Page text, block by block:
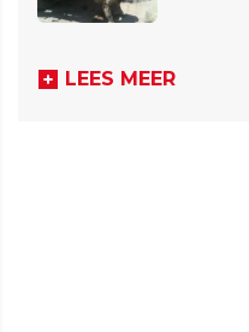
LEES MEER